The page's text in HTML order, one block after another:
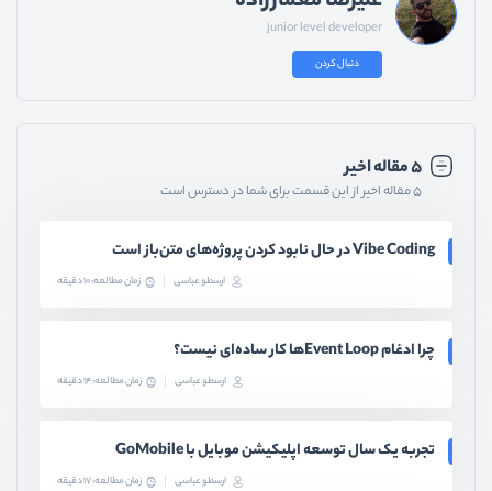
junior level developer
دنبال کردن
۵ مقاله اخیر
۵ مقاله اخیر از این قسمت برای شما در دسترس است
Vibe Coding در حال نابود کردن پروژه‌های متن‌باز است
ارسطو عباسی زمان مطالعه: 10 دقیقه
چرا ادغام Event Loopها کار ساده‌ای نیست؟
ارسطو عباسی زمان مطالعه: 14 دقیقه
تجربه یک سال توسعه اپلیکیشن موبایل با GoMobile
ارسطو عباسی زمان مطالعه: 17 دقیقه